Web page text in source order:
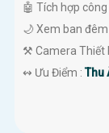
🤖️ Tích hợp công
🌙 Xem ban đêm
⚒ Camera Thiết
️↭ Ưu Điểm :Thu